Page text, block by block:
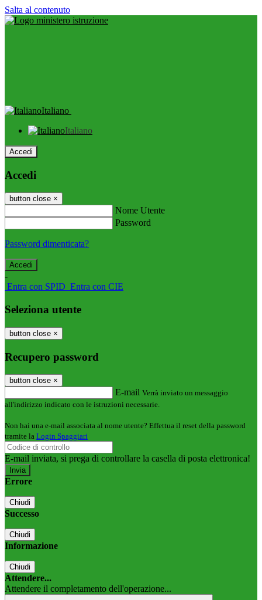
Salta al contenuto
Italiano
Italiano
Accedi
Accedi
button close ×
Nome Utente
Password
Password dimenticata?
-
Entra con SPID Entra con CIE
Seleziona utente
button close ×
Recupero password
button close ×
E-mail Verrà inviato un messaggio
all'indirizzo indicato con le istruzioni necessarie.
Non hai una e-mail associata al nome utente? Effettua il reset della password
tramite la Login Spaggiari
E-mail inviata, si prega di controllare la casella di posta elettronica!
Errore
Chiudi
Successo
Chiudi
Informazione
Chiudi
Attendere...
Attendere il completamento dell'operazione...